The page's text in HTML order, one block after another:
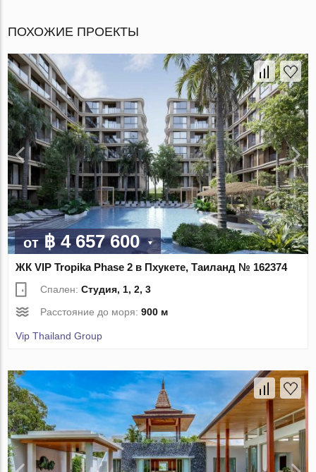
ПОХОЖИЕ ПРОЕКТЫ
от฿ 4 657 600
ЖК VIP Tropika Phase 2 в Пхукете, Таиланд № 162374
Спален:Студия, 1, 2, 3
Расстояние до моря:900 м
Vip Thailand Group